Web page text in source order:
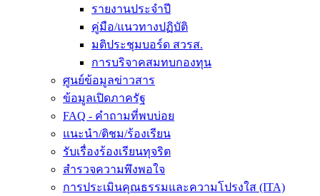
รายงานประจำปี
คู่มือ/แนวทางปฏิบัติ
มติประชุมบอร์ด สวรส.
การบริจาคสมทบกองทุน
ศูนย์ข้อมูลข่าวสาร
ข้อมูลเปิดภาครัฐ
FAQ - คำถามที่พบบ่อย
แนะนำ/ติชม/ร้องเรียน
รับเรื่องร้องเรียนทุจริต
สำรวจความพึงพอใจ
การประเมินคุณธรรมและความโปรงใส (ITA)